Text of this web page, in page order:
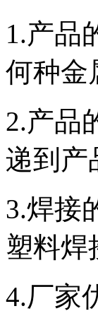
1.产品
何种金
2.产品
递到产
3.焊接
塑料焊
4.厂家